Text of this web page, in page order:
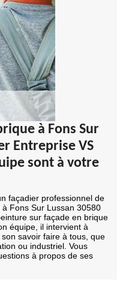
à Fons Sur
Entreprise VS
sont à votre
façadier professionnel de
Fons Sur Lussan 30580
sur façade en brique
équipe, il intervient à
savoir faire à tous, que
ou industriel. Vous
à propos de ses